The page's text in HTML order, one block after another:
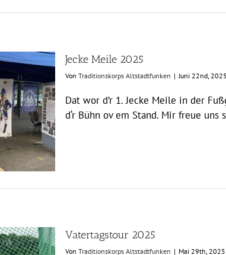
Jecke Meile 2025
Von Traditionskorps Altstadtfunken | Juni 22nd, 2025
Dat wor d’r 1. Jecke Meile in der
d‘r Bühn ov em Stand. Mir freue uns
Vatertagstour 2025
Von Traditionskorps Altstadtfunken | Mai 29th, 2025